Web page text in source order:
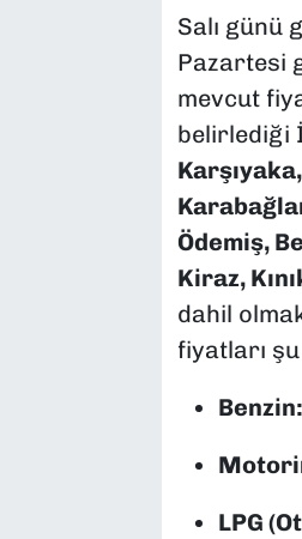
Salı günü
Pazartesi
mevcut
belirlediği
Ödemiş,
Kiraz,
dahil
fiyatları
Benzin:
LPG